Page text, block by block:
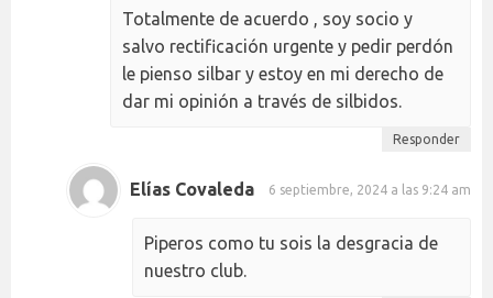
Totalmente de acuerdo , soy socio y
salvo rectificación urgente y pedir perdón
le pienso silbar y estoy en mi derecho de
dar mi opinión a través de silbidos.
Responder
Elías Covaleda 6 septiembre, 2024 a las 9:24 am
Piperos como tu sois la desgracia de
nuestro club.